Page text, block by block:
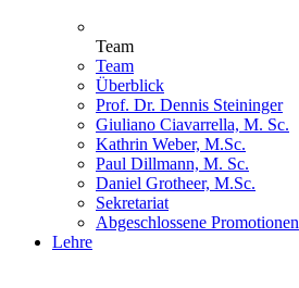
Team
Team
Überblick
Prof. Dr. Dennis Steininger
Giuliano Ciavarrella, M. Sc.
Kathrin Weber, M.Sc.
Paul Dillmann, M. Sc.
Daniel Grotheer, M.Sc.
Sekretariat
Abgeschlossene Promotionen
Lehre